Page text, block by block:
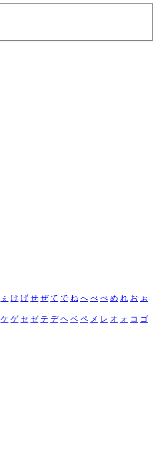
ぇ け げ せ ぜ て で ね へ べ ぺ め れ お ぉ
ケ ゲ セ ゼ テ デ ヘ ベ ペ メ レ オ ォ コ ゴ